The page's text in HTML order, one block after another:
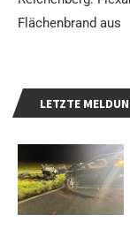
Flächenbrand aus
LETZTE